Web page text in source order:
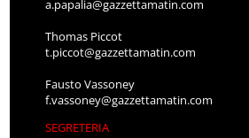
a.papalia@gazzettamatin.com
Thomas Piccot
t.piccot@gazzettamatin.com
Fausto Vassoney
f.vassoney@gazzettamatin.com
SEGRETERIA